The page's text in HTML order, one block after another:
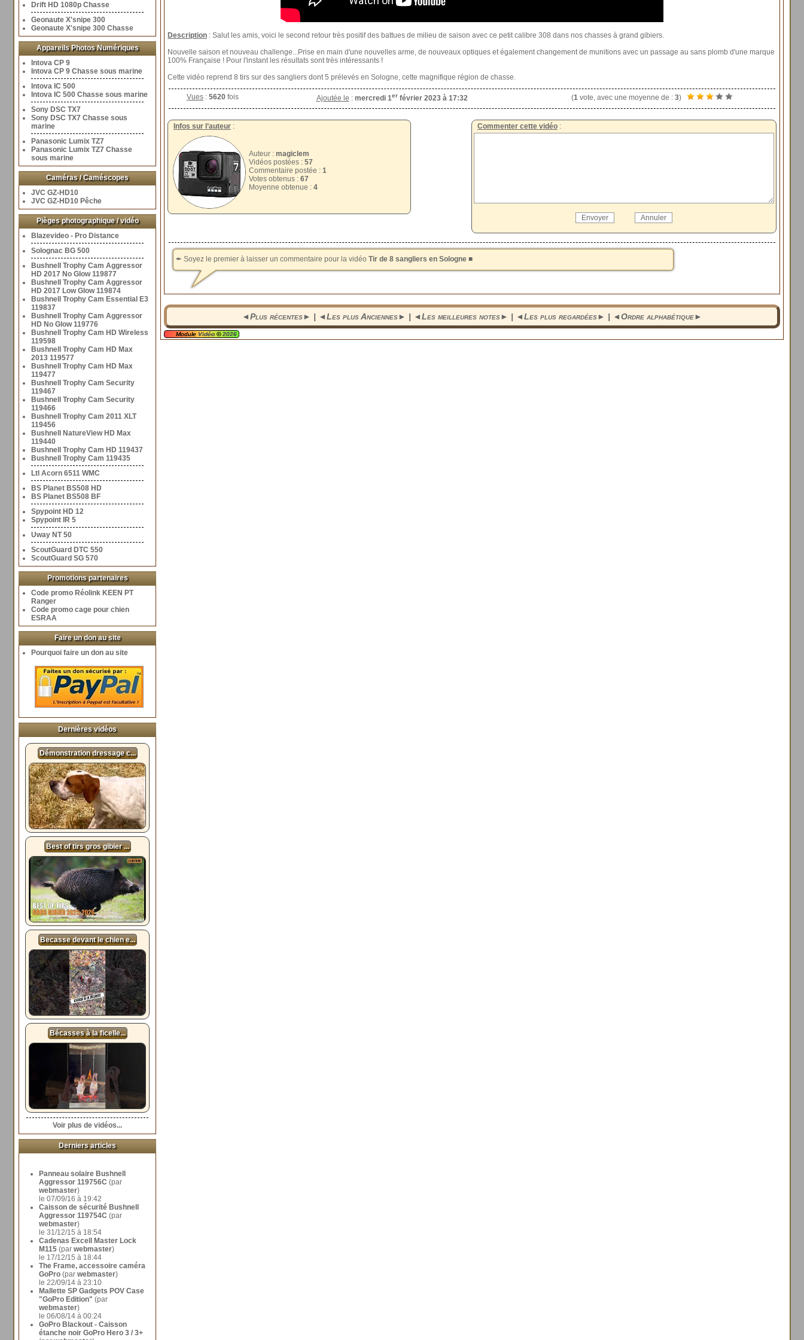
Drift HD 1080p Chasse
Geonaute X'snipe 300
Geonaute X'snipe 300 Chasse
Appareils Photos Numériques
Intova CP 9
Intova CP 9 Chasse sous marine
Intova IC 500
Intova IC 500 Chasse sous marine
Sony DSC TX7
Sony DSC TX7 Chasse sous
marine
Panasonic Lumix TZ7
Panasonic Lumix TZ7 Chasse
sous marine
Caméras / Caméscopes
JVC GZ-HD10
JVC GZ-HD10 Pêche
Pièges photographique / vidéo
Blazevideo - Pro Distance
Solognac BG 500
Bushnell Trophy Cam Aggressor
HD 2017 No Glow 119877
Bushnell Trophy Cam Aggressor
HD 2017 Low Glow 119874
Bushnell Trophy Cam Essential E3
119837
Bushnell Trophy Cam Aggressor
HD No Glow 119776
Bushnell Trophy Cam HD Wireless
119598
Bushnell Trophy Cam HD Max
2013 119577
Bushnell Trophy Cam HD Max
119477
Bushnell Trophy Cam Security
119467
Bushnell Trophy Cam Security
119466
Bushnell Trophy Cam 2011 XLT
119456
Bushnell NatureView HD Max
119440
Bushnell Trophy Cam HD 119437
Bushnell Trophy Cam 119435
Ltl Acorn 6511 WMC
BS Planet BS508 HD
BS Planet BS508 BF
Spypoint HD 12
Spypoint IR 5
Uway NT 50
ScoutGuard DTC 550
ScoutGuard SG 570
Promotions partenaires
Code promo Réolink KEEN PT
Ranger
Code promo cage pour chien
ESRAA
Faire un don au site
Pourquoi faire un don au site
Dernières vidéos
Démonstration dressage c...
Best of tirs gros gibier ...
Becasse devant le chien e...
Bécasses à la ficelle...
Voir plus de vidéos...
Derniers articles
Panneau solaire Bushnell
Aggressor 119756C (par
webmaster)
le 07/09/16 à 19:42
Caisson de sécurité Bushnell
Aggressor 119754C (par
webmaster)
le 31/12/15 à 18:54
Cadenas Excell Master Lock
M115 (par webmaster)
le 17/12/15 à 18:44
The Frame, accessoire caméra
GoPro (par webmaster)
le 22/09/14 à 23:10
Mallette SP Gadgets POV Case
"GoPro Edition" (par
webmaster)
le 06/08/14 à 00:24
GoPro Blackout - Caisson
étanche noir GoPro Hero 3 / 3+
Description : Salut les amis, voici le second retour très positif des battues de milieu de saison avec ce petit calibre 308 dans nos chasses à grand gibiers.
Nouvelle saison et nouveau challenge...Prise en main d'une nouvelles arme, de nouveaux optiques et également changement de munitions avec un passage au sans plomb d'une marque
100% Française ! Pour l'instant les résultats sont très intéressants !
Cette vidéo reprend 8 tirs sur des sangliers dont 5 prélevés en Sologne, cette magnifique région de chasse.
Vues : 5620 fois Ajoutée le : mercredi 1er février 2023 à 17:32 (1 vote, avec une moyenne de : 3)
Commenter cette vidéo :
Infos sur l’auteur :
Auteur : magiclem
Vidéos postées : 57
Commentaire postée : 1
Votes obtenus : 67
Moyenne obtenue : 4
✒ Soyez le premier à laisser un commentaire pour la vidéo Tir de 8 sangliers en Sologne ■
◄Plus récentes► | ◄Les plus Anciennes► | ◄Les meilleures notes► | ◄Les plus regardées► | ◄Ordre alphabétique►
Module Vidéo ©2026